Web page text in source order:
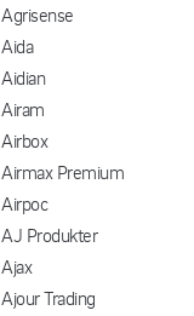
Agrisense
Aida
Aidian
Airam
Airbox
Airmax Premium
Airpoc
AJ Produkter
Ajax
Ajour Trading